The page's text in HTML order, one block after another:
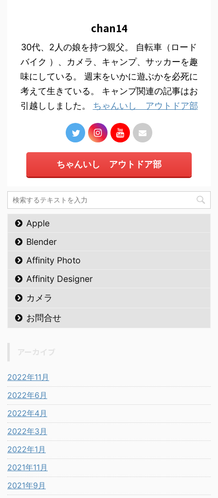
chan14
30代、2人の娘を持つ親父。 自転車（ロード
バイク ）、カメラ、キャンプ、サッカーを趣
味にしている。 週末をいかに遊ぶかを必死に
考えて生きている。 キャンプ関連の記事はお
引越ししました。 ちゃんいし アウトドア部
ちゃんいし アウトドア部
Apple
Blender
Affinity Photo
Affinity Designer
カメラ
お問合せ
2022年11月
2022年6月
2022年4月
2022年3月
2022年1月
2021年11月
2021年9月